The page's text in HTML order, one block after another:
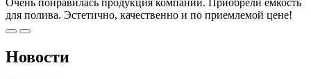
для полива. Эстетично, качественно и по приемлемой цене!
Новости